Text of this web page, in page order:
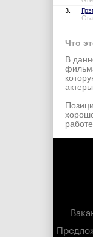
3.
Что
В